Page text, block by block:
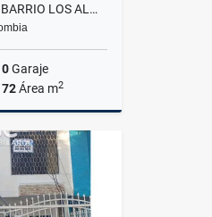
SE ARRIENDA CASA BARRIO LOS ALMENDROS
0Garaje
72Área m2
Alquiler